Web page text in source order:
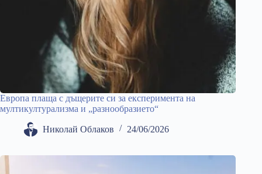
Европа плаща с дъщерите си за експеримента на
мултикултурализма и „разнообразието“
Николай Облаков 24/06/2026